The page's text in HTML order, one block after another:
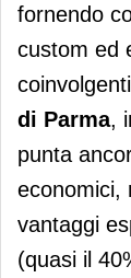
fornendo
custom ed
di Parma,
punta
economici,
vantaggi
(quasi il